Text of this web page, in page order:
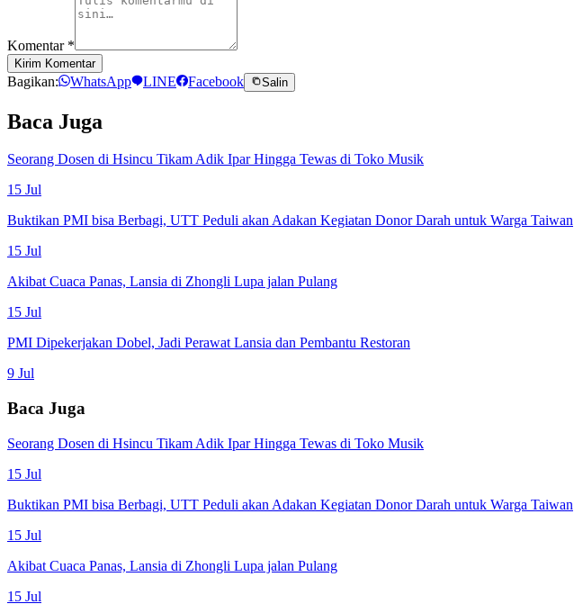
Komentar *
Kirim Komentar
Bagikan: WhatsApp LINE Facebook Salin
Baca Juga
Seorang Dosen di Hsincu Tikam Adik Ipar Hingga Tewas di Toko Musik
15 Jul
Buktikan PMI bisa Berbagi, UTT Peduli akan Adakan Kegiatan Donor Darah untuk Warga Taiwan
15 Jul
Akibat Cuaca Panas, Lansia di Zhongli Lupa jalan Pulang
15 Jul
PMI Dipekerjakan Dobel, Jadi Perawat Lansia dan Pembantu Restoran
9 Jul
Baca Juga
Seorang Dosen di Hsincu Tikam Adik Ipar Hingga Tewas di Toko Musik
15 Jul
Buktikan PMI bisa Berbagi, UTT Peduli akan Adakan Kegiatan Donor Darah untuk Warga Taiwan
15 Jul
Akibat Cuaca Panas, Lansia di Zhongli Lupa jalan Pulang
15 Jul